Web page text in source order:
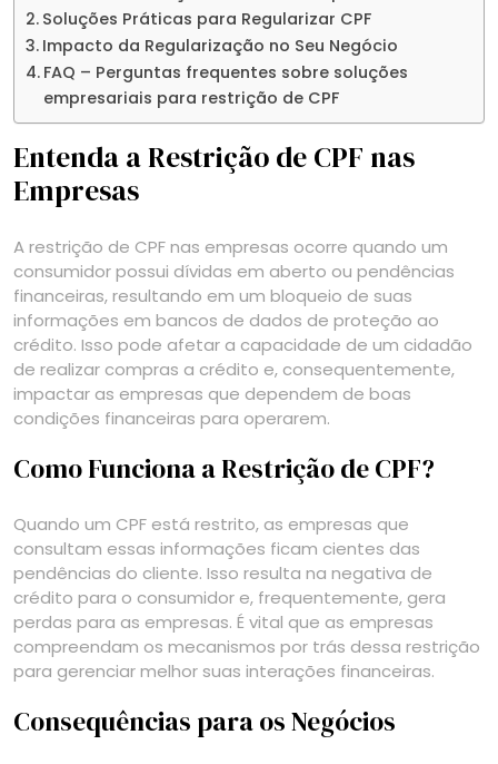
Soluções Práticas para Regularizar CPF
Impacto da Regularização no Seu Negócio
FAQ – Perguntas frequentes sobre soluções
empresariais para restrição de CPF
Entenda a Restrição de CPF nas
Empresas
A restrição de CPF nas empresas ocorre quando um
consumidor possui dívidas em aberto ou pendências
financeiras, resultando em um bloqueio de suas
informações em bancos de dados de proteção ao
crédito. Isso pode afetar a capacidade de um cidadão
de realizar compras a crédito e, consequentemente,
impactar as empresas que dependem de boas
condições financeiras para operarem.
Como Funciona a Restrição de CPF?
Quando um CPF está restrito, as empresas que
consultam essas informações ficam cientes das
pendências do cliente. Isso resulta na negativa de
crédito para o consumidor e, frequentemente, gera
perdas para as empresas. É vital que as empresas
compreendam os mecanismos por trás dessa restrição
para gerenciar melhor suas interações financeiras.
Consequências para os Negócios